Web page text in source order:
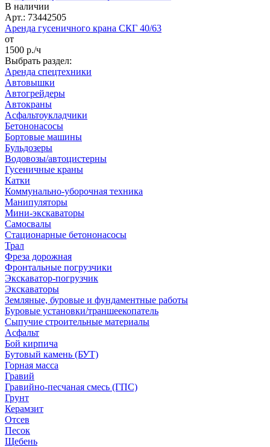
В наличии
Арт.: 73442505
Аренда гусеничного крана СКГ 40/63
от
1500 р./ч
Выбрать раздел:
Аренда спецтехники
Автовышки
Автогрейдеры
Автокраны
Асфальтоукладчики
Бетононасосы
Бортовые машины
Бульдозеры
Водовозы/автоцистерны
Гусеничные краны
Катки
Коммунально-уборочная техника
Манипуляторы
Мини-экскаваторы
Самосвалы
Стационарные бетононасосы
Трал
Фреза дорожная
Фронтальные погрузчики
Экскаватор-погрузчик
Экскаваторы
Земляные, буровые и фундаментные работы
Буровые установки/траншеекопатель
Сыпучие строительные материалы
Асфальт
Бой кирпича
Бутовый камень (БУТ)
Горная масса
Гравий
Гравийно-песчаная смесь (ГПС)
Грунт
Керамзит
Отсев
Песок
Щебень